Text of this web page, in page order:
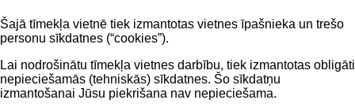
Šajā tīmekļa vietnē tiek izmantotas vietnes īpašnieka un trešo
personu sīkdatnes (“cookies”).
Lai nodrošinātu tīmekļa vietnes darbību, tiek izmantotas obligāti
nepieciešamās (tehniskās) sīkdatnes. Šo sīkdatņu
izmantošanai Jūsu piekrišana nav nepieciešama.
Privātuma politika
Lapas karte